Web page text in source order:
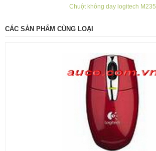
Chuột không day logitech M235
CÁC SẢN PHẨM CÙNG LOẠI